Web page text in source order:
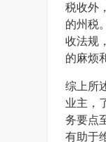
税收外
的州税
收法规
的麻烦
综上所
业主，
务要点
有助于